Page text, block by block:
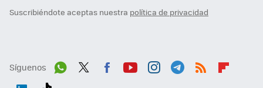
Suscribiéndote aceptas nuestra política de privacidad
Síguenos